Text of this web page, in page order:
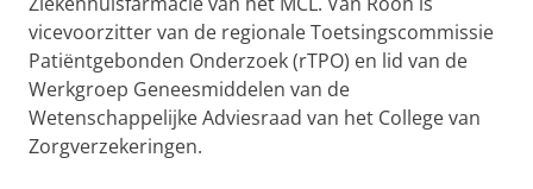
vicevoorzitter van de regionale Toetsingscommissie
Patiëntgebonden Onderzoek (rTPO) en lid van de
Werkgroep Geneesmiddelen van de
Wetenschappelijke Adviesraad van het College van
Zorgverzekeringen.